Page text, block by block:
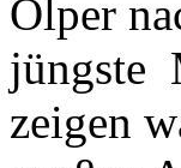
Olper
jüngste
zeigen